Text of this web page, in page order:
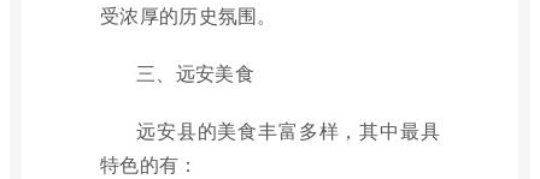
受浓厚的历史氛围。
三、远安美食
远安县的美食丰富多样，其中最具
特色的有：